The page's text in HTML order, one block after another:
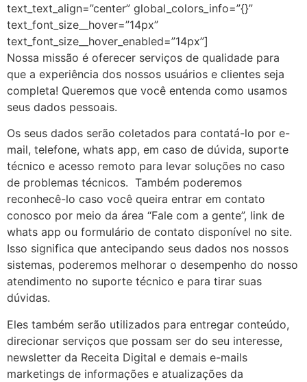
text_text_align=”center” global_colors_info=”{}”
text_font_size__hover=”14px”
text_font_size__hover_enabled=”14px”]
Nossa missão é oferecer serviços de qualidade para
que a experiência dos nossos usuários e clientes seja
completa! Queremos que você entenda como usamos
seus dados pessoais.
Os seus dados serão coletados para contatá-lo por e-
mail, telefone, whats app, em caso de dúvida, suporte
técnico e acesso remoto para levar soluções no caso
de problemas técnicos. Também poderemos
reconhecê-lo caso você queira entrar em contato
conosco por meio da área “Fale com a gente”, link de
whats app ou formulário de contato disponível no site.
Isso significa que antecipando seus dados nos nossos
sistemas, poderemos melhorar o desempenho do nosso
atendimento no suporte técnico e para tirar suas
dúvidas.
Eles também serão utilizados para entregar conteúdo,
direcionar serviços que possam ser do seu interesse,
newsletter da Receita Digital e demais e-mails
marketings de informações e atualizações da